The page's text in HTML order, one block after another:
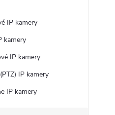
IP kamery
kamery
IP kamery
IP kamery
IP kamery